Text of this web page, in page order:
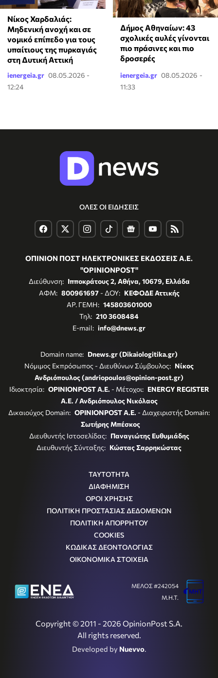
Νίκος Χαρδαλιάς:
Μηδενική ανοχή και σε
νομικό επίπεδο για τους
υπαίτιους της πυρκαγιάς
στη Δυτική Αττική
ienergeia.gr 08.05.2026 -
12:24
Δήμος Αθηναίων: 43
σχολικές αυλές γίνονται
πιο πράσινες και πιο
δροσερές
ienergeia.gr 08.05.2026 -
11:33
ΟΛΕΣ ΟΙ ΕΙΔΗΣΕΙΣ
ΟΠΙΝΙΟΝ ΠΟΣΤ ΗΛΕΚΤΡΟΝΙΚΕΣ ΕΚΔΟΣΕΙΣ Α.Ε.
"OPINIONPOST"
Διεύθυνση: Ιπποκράτους 2, Αθήνα, 10679, Ελλάδα
ΑΦΜ: 800961697- ΔΟΥ: ΚΕΦΟΔΕ Αττικής
ΑΡ. ΓΕΜΗ: 145803601000
Τηλ: 210 3608484
E-mail: info@dnews.gr
Domain name: Dnews.gr (Dikaiologitika.gr)
Νόμιμος Εκπρόσωπος - Διευθύνων Σύμβουλος: Νίκος
Ανδριόπουλος (andriopoulos@opinion-post.gr)
Ιδιοκτησία: OPINIONPOST A.E. - Μέτοχοι: ENERGY REGISTER
Α.Ε. / Ανδριόπουλος Νικόλαος
Δικαιούχος Domain: OPINIONPOST A.E. - Διαχειριστής Domain:
Σωτήρης Μπέσκος
Διευθυντής Ιστοσελίδας: Παναγιώτης Ευθυμιάδης
Διευθυντής Σύνταξης: Κώστας Σαρρηκώστας
ΤΑΥΤΟΤΗΤΑ
ΔΙΑΦΗΜΙΣΗ
ΟΡΟΙ ΧΡΗΣΗΣ
ΠΟΛΙΤΙΚΗ ΠΡΟΣΤΑΣΙΑΣ ΔΕΔΟΜΕΝΩΝ
ΠΟΛΙΤΙΚΗ ΑΠΟΡΡΗΤΟΥ
COOKIES
ΚΩΔΙΚΑΣ ΔΕΟΝΤΟΛΟΓΙΑΣ
ΟΙΚΟΝΟΜΙΚΑ ΣΤΟΙΧΕΙΑ
Copyright © 2011 - 2026 OpinionPost S.A.
All rights reserved.
Developed by Nuevvo.
ΜΕΛΟΣ #242054
Μ.Η.Τ.